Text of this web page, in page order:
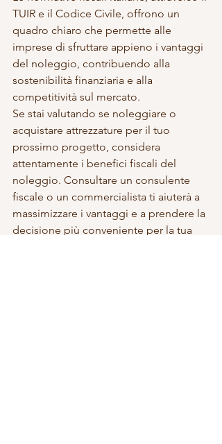
TUIR e il Codice Civile, offrono un
quadro chiaro che permette alle
imprese di sfruttare appieno i vantaggi
del noleggio, contribuendo alla
sostenibilità finanziaria e alla
competitività sul mercato.
Se stai valutando se noleggiare o
acquistare attrezzature per il tuo
prossimo progetto, considera
attentamente i benefici fiscali del
noleggio. Consultare un consulente
fiscale o un commercialista ti aiuterà a
massimizzare i vantaggi e a prendere la
decisione più conveniente per la tua